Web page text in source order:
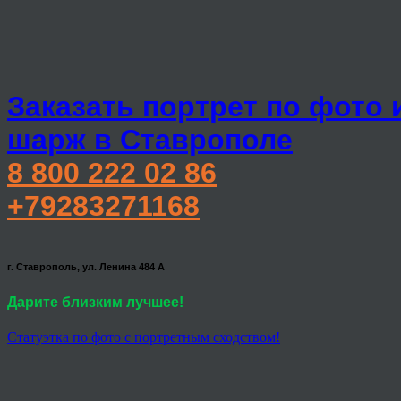
Заказать портрет по фото
шарж в Ставрополе
8 800 222 02 86
+79283271168
г. Ставрополь, ул. Ленина 484 А
Дарите близким лучшее!
Статуэтка по фото с портретным сходством!